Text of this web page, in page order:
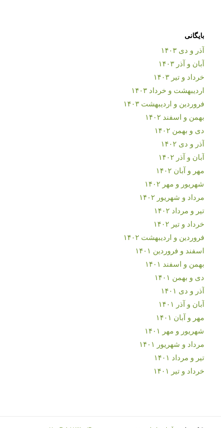
بایگانی
آذر و دی ۱۴۰۳
آبان و آذر ۱۴۰۳
خرداد و تیر ۱۴۰۳
اردیبهشت و خرداد ۱۴۰۳
فروردین و اردیبهشت ۱۴۰۳
بهمن و اسفند ۱۴۰۲
دی و بهمن ۱۴۰۲
آذر و دی ۱۴۰۲
آبان و آذر ۱۴۰۲
مهر و آبان ۱۴۰۲
شهریور و مهر ۱۴۰۲
مرداد و شهریور ۱۴۰۲
تیر و مرداد ۱۴۰۲
خرداد و تیر ۱۴۰۲
فروردین و اردیبهشت ۱۴۰۲
اسفند و فروردین ۱۴۰۱
بهمن و اسفند ۱۴۰۱
دی و بهمن ۱۴۰۱
آذر و دی ۱۴۰۱
آبان و آذر ۱۴۰۱
مهر و آبان ۱۴۰۱
شهریور و مهر ۱۴۰۱
مرداد و شهریور ۱۴۰۱
تیر و مرداد ۱۴۰۱
خرداد و تیر ۱۴۰۱